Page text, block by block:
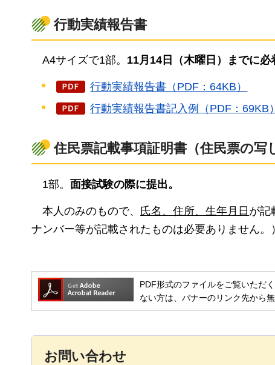
行動実績報告書
A4サイズで1部。 11月14日（木曜日）までに必
行動実績報告書（PDF：64KB）
行動実績報告書記入例（PDF：69KB）
住民票記載事項証明書（住民票の写
1部。 面接試験の際に提出。
本人のみのもので、 氏名、住所、生年月日 が記
ナンバー等が記載されたものは必要ありません。）
PDF形式のファイルをご覧いただ
ない方は、バナーのリンク先から
お問い合わせ